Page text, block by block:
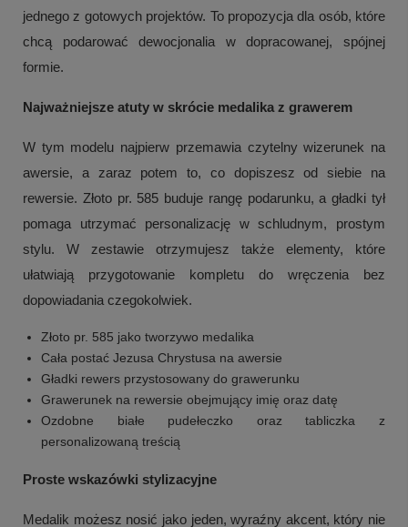
jednego z gotowych projektów. To propozycja dla osób, które
chcą podarować dewocjonalia w dopracowanej, spójnej
formie.
Najważniejsze atuty w skrócie medalika z grawerem
W tym modelu najpierw przemawia czytelny wizerunek na
awersie, a zaraz potem to, co dopiszesz od siebie na
rewersie. Złoto pr. 585 buduje rangę podarunku, a gładki tył
pomaga utrzymać personalizację w schludnym, prostym
stylu. W zestawie otrzymujesz także elementy, które
ułatwiają przygotowanie kompletu do wręczenia bez
dopowiadania czegokolwiek.
Złoto pr. 585 jako tworzywo medalika
Cała postać Jezusa Chrystusa na awersie
Gładki rewers przystosowany do grawerunku
Grawerunek na rewersie obejmujący imię oraz datę
Ozdobne białe pudełeczko oraz tabliczka z
personalizowaną treścią
Proste wskazówki stylizacyjne
Medalik możesz nosić jako jeden, wyraźny akcent, który nie